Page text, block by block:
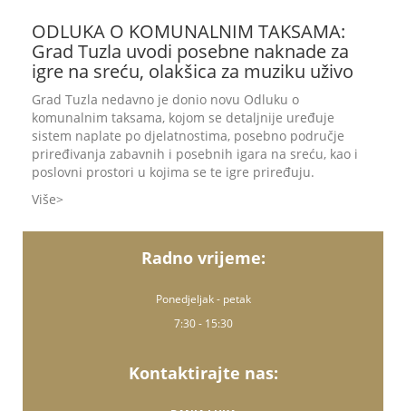
ODLUKA O KOMUNALNIM TAKSAMA:
Grad Tuzla uvodi posebne naknade za
igre na sreću, olakšica za muziku uživo
Grad Tuzla nedavno je donio novu Odluku o
komunalnim taksama, kojom se detaljnije uređuje
sistem naplate po djelatnostima, posebno područje
priređivanja zabavnih i posebnih igara na sreću, kao i
poslovni prostori u kojima se te igre priređuju.
Više
Radno vrijeme:
Ponedjeljak - petak
7:30 - 15:30
Kontaktirajte nas: